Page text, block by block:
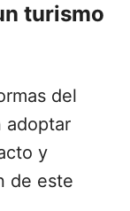
turismo
del
adoptar
y
de este